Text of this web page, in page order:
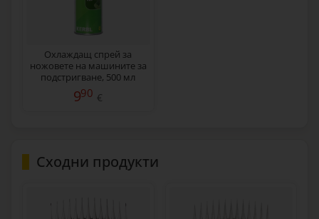
Охлаждащ спрей за
ножовете на машините за
подстригване, 500 мл
990 €
Сходни продукти